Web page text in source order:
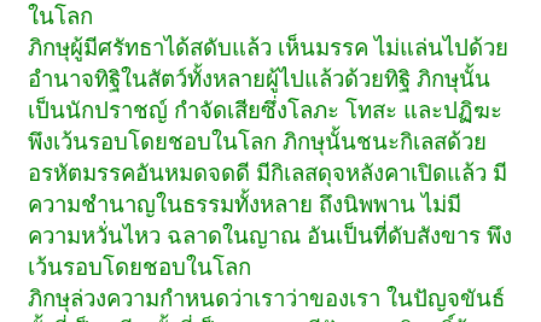
ในโลก
ภิกษุผู้มีศรัทธาได้สดับแล้ว เห็นมรรค ไม่แล่นไปด้วย
อำนาจทิฐิในสัตว์ทั้งหลายผู้ไปแล้วด้วยทิฐิ ภิกษุนั้น
เป็นนักปราชญ์ กำจัดเสียซึ่งโลภะ โทสะ และปฏิฆะ
พึงเว้นรอบโดยชอบในโลก ภิกษุนั้นชนะกิเลสด้วย
อรหัตมรรคอันหมดจดดี มีกิเลสดุจหลังคาเปิดแล้ว มี
ความชำนาญในธรรมทั้งหลาย ถึงนิพพาน ไม่มี
ความหวั่นไหว ฉลาดในญาณ อันเป็นที่ดับสังขาร พึง
เว้นรอบโดยชอบในโลก
ภิกษุล่วงความกำหนดว่าเราว่าของเรา ในปัญจขันธ์